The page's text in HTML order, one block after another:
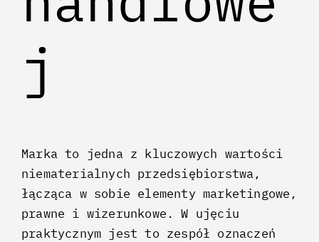
j
Marka to jedna z kluczowych wartości
niematerialnych przedsiębiorstwa,
łącząca w sobie elementy marketingowe,
prawne i wizerunkowe. W ujęciu
praktycznym jest to zespół oznaczeń